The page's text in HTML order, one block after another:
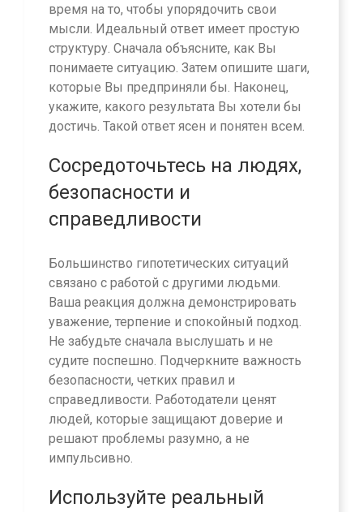
время на то, чтобы упорядочить свои
мысли. Идеальный ответ имеет простую
структуру. Сначала объясните, как Вы
понимаете ситуацию. Затем опишите шаги,
которые Вы предприняли бы. Наконец,
укажите, какого результата Вы хотели бы
достичь. Такой ответ ясен и понятен всем.
Сосредоточьтесь на людях,
безопасности и
справедливости
Большинство гипотетических ситуаций
связано с работой с другими людьми.
Ваша реакция должна демонстрировать
уважение, терпение и спокойный подход.
Не забудьте сначала выслушать и не
судите поспешно. Подчеркните важность
безопасности, четких правил и
справедливости. Работодатели ценят
людей, которые защищают доверие и
решают проблемы разумно, а не
импульсивно.
Используйте реальный